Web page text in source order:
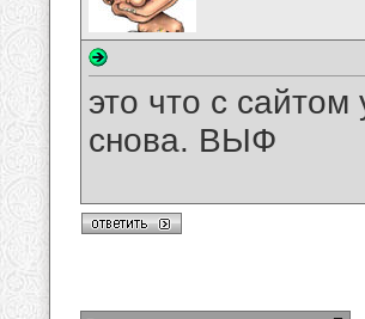
это что с
снова. ВЫФ